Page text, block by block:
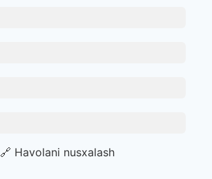
🔗 Havolani nusxalash